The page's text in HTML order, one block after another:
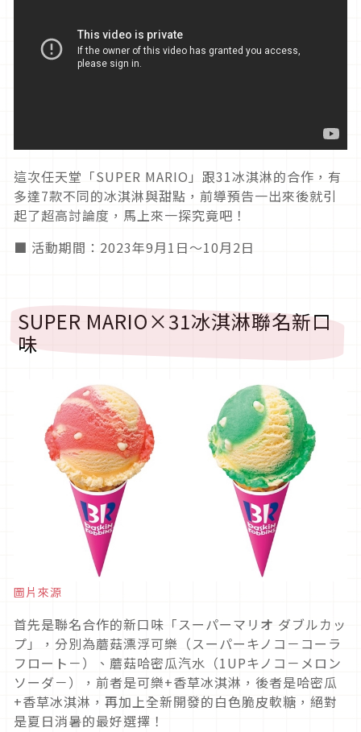
這次任天堂「SUPER MARIO」跟31冰淇淋的合作，有
多達7款不同的冰淇淋與甜點，前導預告一出來後就引
起了超高討論度，馬上來一探究竟吧！
■ 活動期間：2023年9月1日〜10月2日
SUPER MARIO×31冰淇淋聯名新口
味
圖片來源
首先是聯名合作的新口味「スーパーマリオ ダブルカッ
プ」，分別為蘑菇漂浮可樂（スーパーキノコ－コーラ
フロート－）、蘑菇哈密瓜汽水（1UPキノコ－メロン
ソーダ－），前者是可樂+香草冰淇淋，後者是哈密瓜
+香草冰淇淋，再加上全新開發的白色脆皮軟糖，絕對
是夏日消暑的最好選擇！